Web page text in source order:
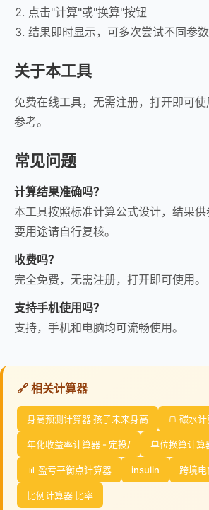
点击"计算"或"换算"按钮
结果即时显示，可多次尝试不同参数
关于本工具
免费在线工具，无需注册，打开即可
参考。
常见问题
计算结果准确吗？
本工具按照标准计算公式设计，结果
要用途请自行复核。
收费吗？
完全免费，无需注册，打开即可使用。
支持手机使用吗？
支持，手机和电脑均可流畅使用。
🔗 相关计算器
身高预测计算器 孩子未来身高 🍞 碳水
年化收益率计算器 - 定投/ 单位换算计算
📊 盈亏平衡点计算器 insulin 跨境
比例计算器 比率